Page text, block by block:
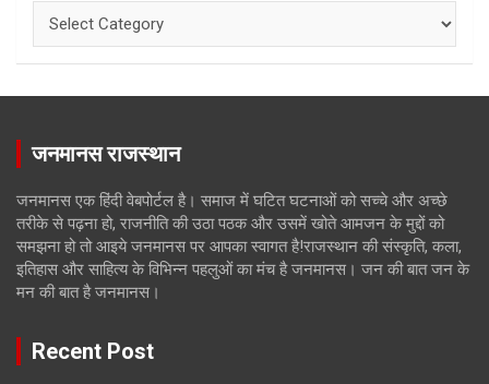
जनमानस राजस्थान
जनमानस एक हिंदी वेबपोर्टल है। समाज में घटित घटनाओं को सच्चे और अच्छे
तरीके से पढ़ना हो, राजनीति की उठा पठक और उसमें खोते आमजन के मुद्दों को
समझना हो तो आइये जनमानस पर आपका स्वागत है!राजस्थान की संस्कृति, कला,
इतिहास और साहित्य के विभिन्न पहलुओं का मंच है जनमानस। जन की बात जन के
मन की बात है जनमानस।
Recent Post